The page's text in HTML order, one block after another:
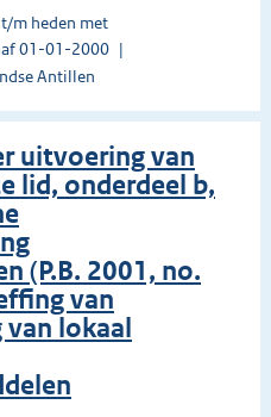
m heden met
01-01-2000
Antillen
uitvoering van
lid, onderdeel b,
(P.B. 2001, no.
van
lokaal